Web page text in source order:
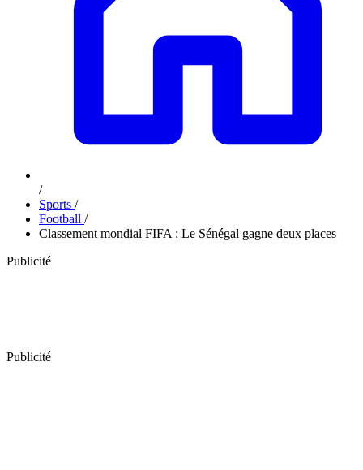
/
Sports /
Football /
Classement mondial FIFA : Le Sénégal gagne deux places
Publicité
Publicité